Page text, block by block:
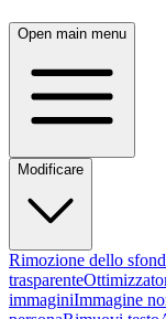
Open main menu
Modificare
Rimozione dello
trasparente
immaginiImmagine